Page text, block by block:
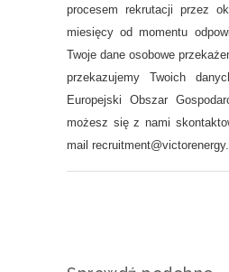
procesem rekrutacji przez
miesięcy od momentu
Twoje dane osobowe
przekazujemy Twoich
Europejski Obszar
możesz się z nami
mail